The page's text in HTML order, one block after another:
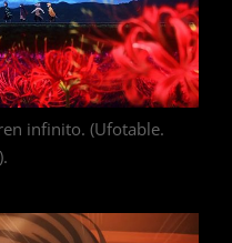
infinito. (Ufotable.